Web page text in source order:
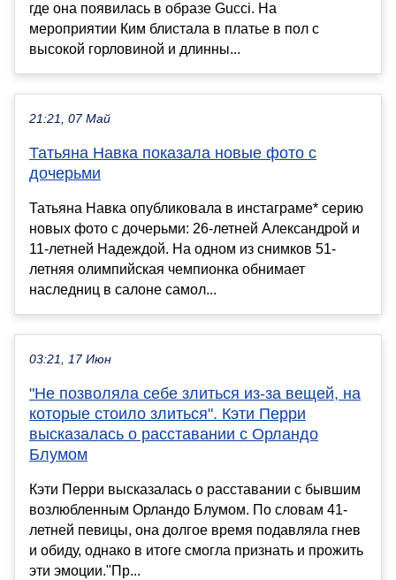
где она появилась в образе Gucci. На
мероприятии Ким блистала в платье в пол с
высокой горловиной и длинны...
21:21, 07 Май
Татьяна Навка показала новые фото с
дочерьми
Татьяна Навка опубликовала в инстаграме* серию
новых фото с дочерьми: 26-летней Александрой и
11-летней Надеждой. На одном из снимков 51-
летняя олимпийская чемпионка обнимает
наследниц в салоне самол...
03:21, 17 Июн
"Не позволяла себе злиться из-за вещей, на
которые стоило злиться". Кэти Перри
высказалась о расставании с Орландо
Блумом
Кэти Перри высказалась о расставании с бывшим
возлюбленным Орландо Блумом. По словам 41-
летней певицы, она долгое время подавляла гнев
и обиду, однако в итоге смогла признать и прожить
эти эмоции."Пр...